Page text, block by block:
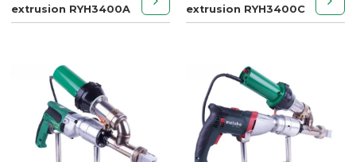
extrusion RYH3400A
extrusion RYH3400C